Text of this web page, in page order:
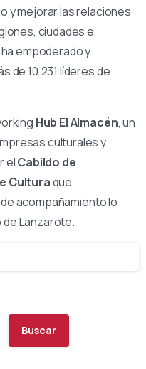
y mejorar las relaciones
ciudades e
empoderado y
de 10.231 líderes de
Hub El Almacén, un
culturales y
elCabildo de
Culturaque
acompañamiento lo
de Lanzarote.
Buscar